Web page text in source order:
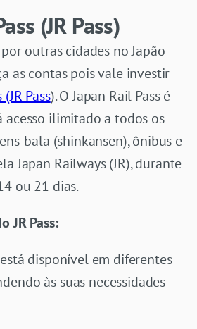
(JR Pass)
outras cidades no Japão
as contas pois vale investir
Pass). O Japan Rail Pass é
ilimitado a todos os
bala (shinkansen), ônibus e
Japan Railways (JR), durante
ou 21 dias.
JR Pass:
está disponível em diferentes
às suas necessidades